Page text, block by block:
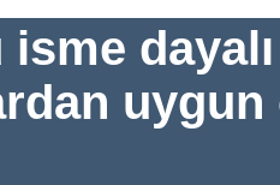
uygun